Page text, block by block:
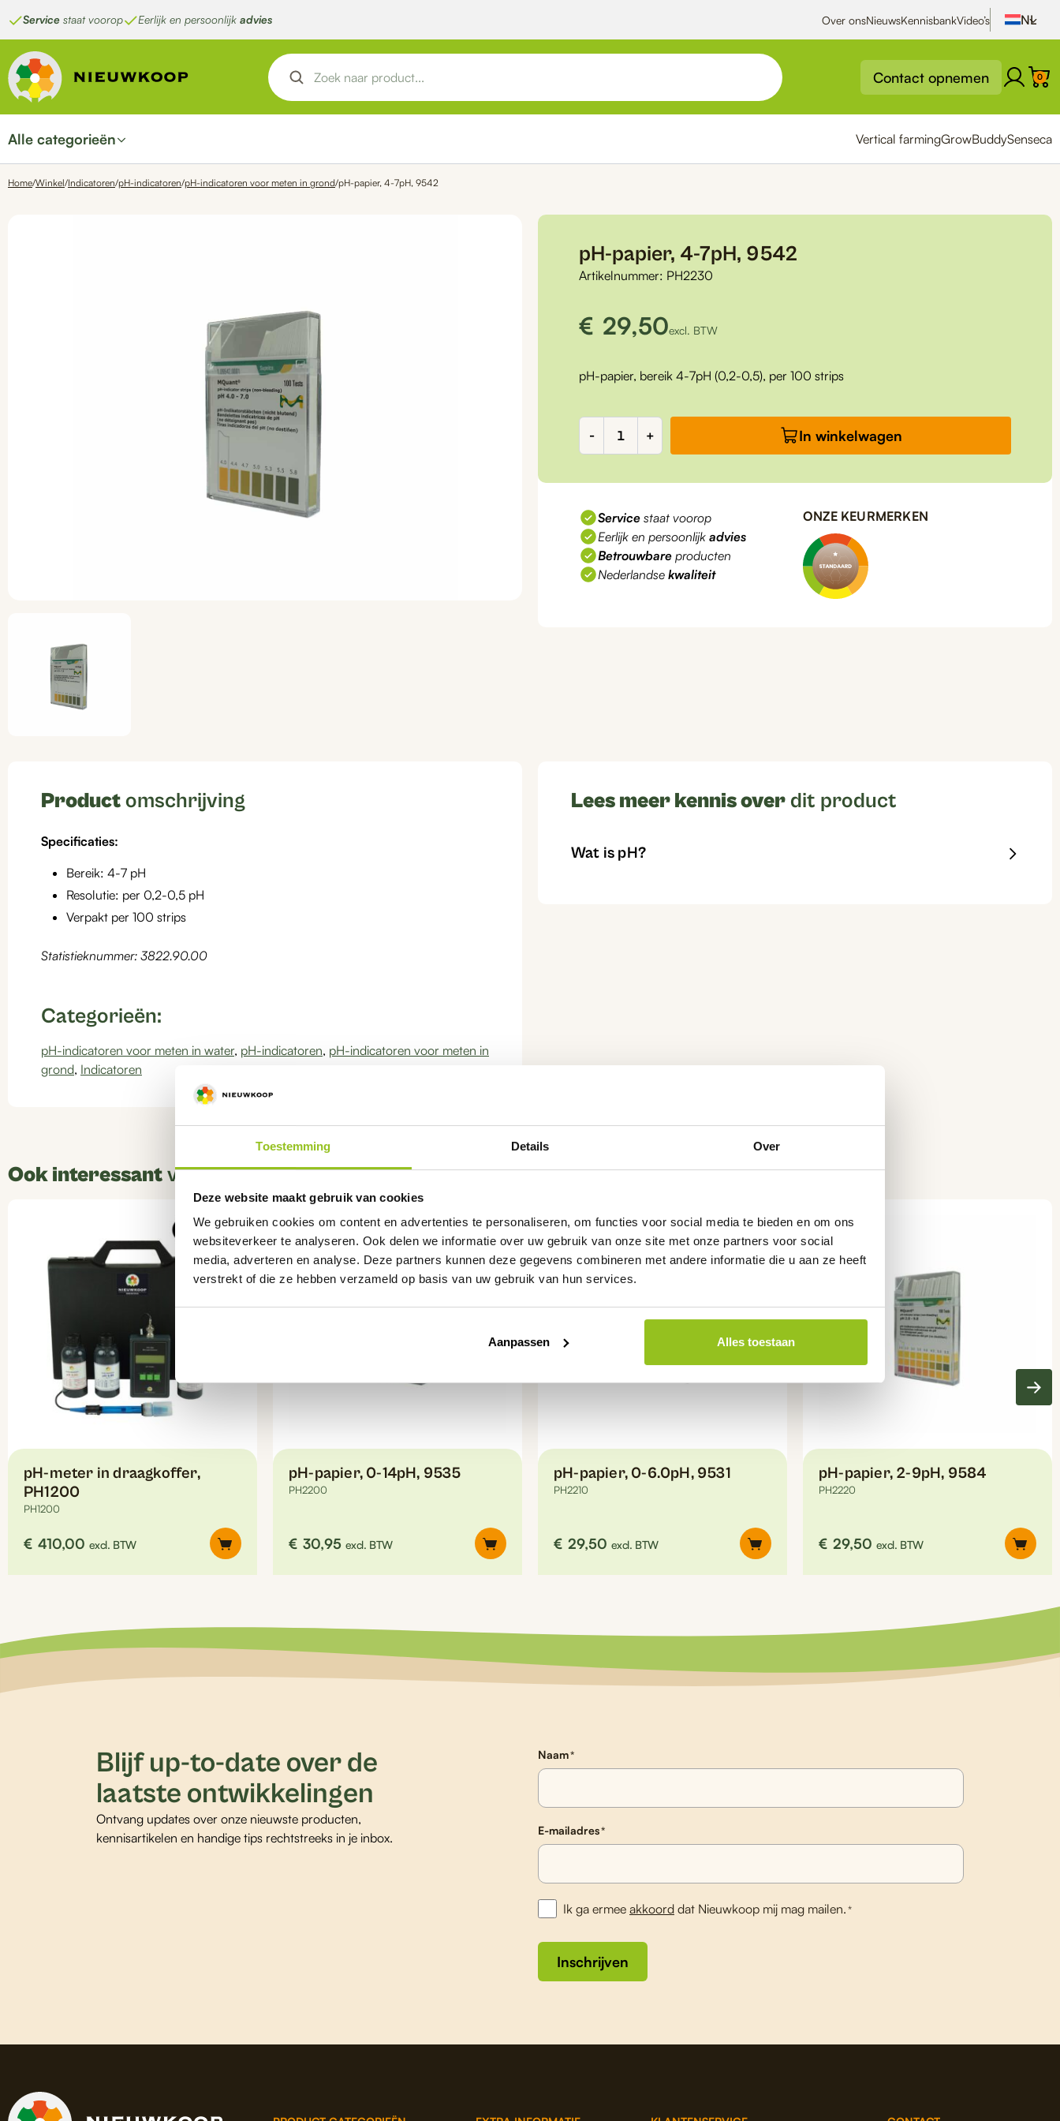
Toestemming Details Over
Deze website maakt gebruik van cookies
We gebruiken cookies om content en advertenties te personaliseren, om functies voor social media te bieden en om ons
websiteverkeer te analyseren. Ook delen we informatie over uw gebruik van onze site met onze partners voor social
media, adverteren en analyse. Deze partners kunnen deze gegevens combineren met andere informatie die u aan ze heeft
verstrekt of die ze hebben verzameld op basis van uw gebruik van hun services.
Aanpassen Alles toestaan
naar
inhoud
Service staat voorop Eerlijk en persoonlijk advies Over onsNieuwsKennisbankVideo’s
Contact opnemen 0
Alle categorieën Vertical farmingGrowBuddySenseca
Home/Winkel/Indicatoren/pH-indicatoren/pH-indicatoren voor meten in grond/pH-papier, 4-7pH, 9542
pH-papier, 4-7pH, 9542
Artikelnummer: PH2230
€ 29,50excl. BTW
pH-papier, bereik 4-7pH (0,2-0,5), per 100 strips
7pH,
aantal
- + In winkelwagen
Service staat voorop
Eerlijk en persoonlijk advies
Betrouwbare producten
Nederlandse kwaliteit
ONZE KEURMERKEN
Productomschrijving
Specificaties:
Bereik: 4-7 pH
Resolutie: per 0,2-0,5 pH
Verpakt per 100 strips
Statistieknummer: 3822.90.00
Categorieën:
pH-indicatoren voor meten in water, pH-indicatoren, pH-indicatoren voor meten in
grond, Indicatoren
Lees meer kennis over dit product
Wat is pH?
Ook interessantvoor u
pH-meter in draagkoffer,
PH1200
PH1200
€ 410,00 excl. BTW
pH-papier, 0-14pH, 9535
PH2200
€ 30,95 excl. BTW
pH-papier, 0-6.0pH, 9531
PH2210
€ 29,50 excl. BTW
pH-papier, 2-9pH, 9584
PH2220
€ 29,50 excl. BTW
Blijf up-to-date over de
laatste ontwikkelingen
Ontvang updates over onze nieuwste producten,
kennisartikelen en handige tips rechtstreeks in je inbox.
Naam*
E-mailadres*
Ik ga ermee akkoord dat Nieuwkoop mij mag mailen.*
Inschrijven